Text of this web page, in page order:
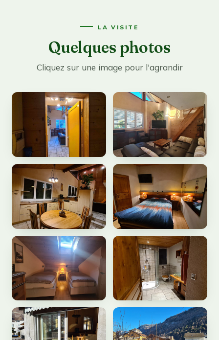
LA VISITE
Quelques photos
Cliquez sur une image pour l'agrandir